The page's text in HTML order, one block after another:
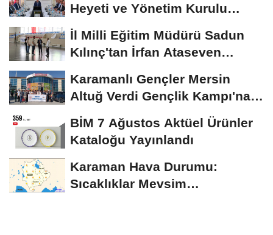
Heyeti ve Yönetim Kurulu
Toplantısı Gerçekleştirildi
İl Milli Eğitim Müdürü Sadun
Kılınç'tan İrfan Ataseven
Karamanlı Gençler Mersin
Altuğ Verdi Gençlik Kampı'na
Uğurlandı
BİM 7 Ağustos Aktüel Ürünler
Kataloğu Yayınlandı
Karaman Hava Durumu:
Sıcaklıklar Mevsim